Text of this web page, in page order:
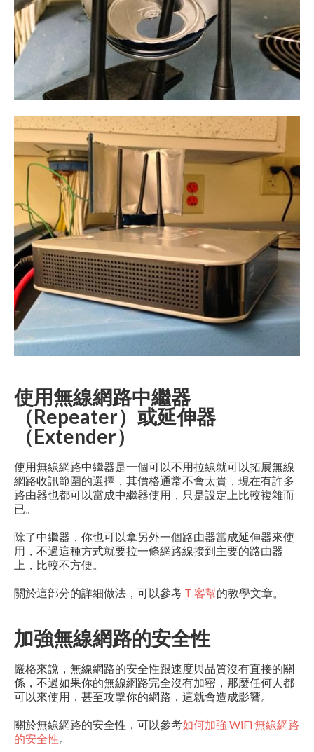
使用無線網路中繼器
（Repeater）或延伸器
（Extender）
使用無線網路中繼器是一個可以不用拉線就可以拓展無線
網路收訊範圍的選擇，其價格通常不會太貴，現在有許多
路由器也都可以當成中繼器使用，只是設定上比較複雜而
已。
除了中繼器，你也可以拿另外一個路由器當成延伸器來使
用，不過這種方式就要拉一條網路線接到主要的路由器
上，比較不方便。
關於這部分的詳細做法，可以參考 T 客幫的教學文章。
加強無線網路的安全性
嚴格來說，無線網路的安全性跟速度與品質沒有直接的關
係，不過如果你的無線網路完全沒有加密，那麼任何人都
可以來使用，甚至攻擊你的網路，這就會造成影響。
關於無線網路的安全性，可以參考如何加強 WiFi 無線網路
的安全性。